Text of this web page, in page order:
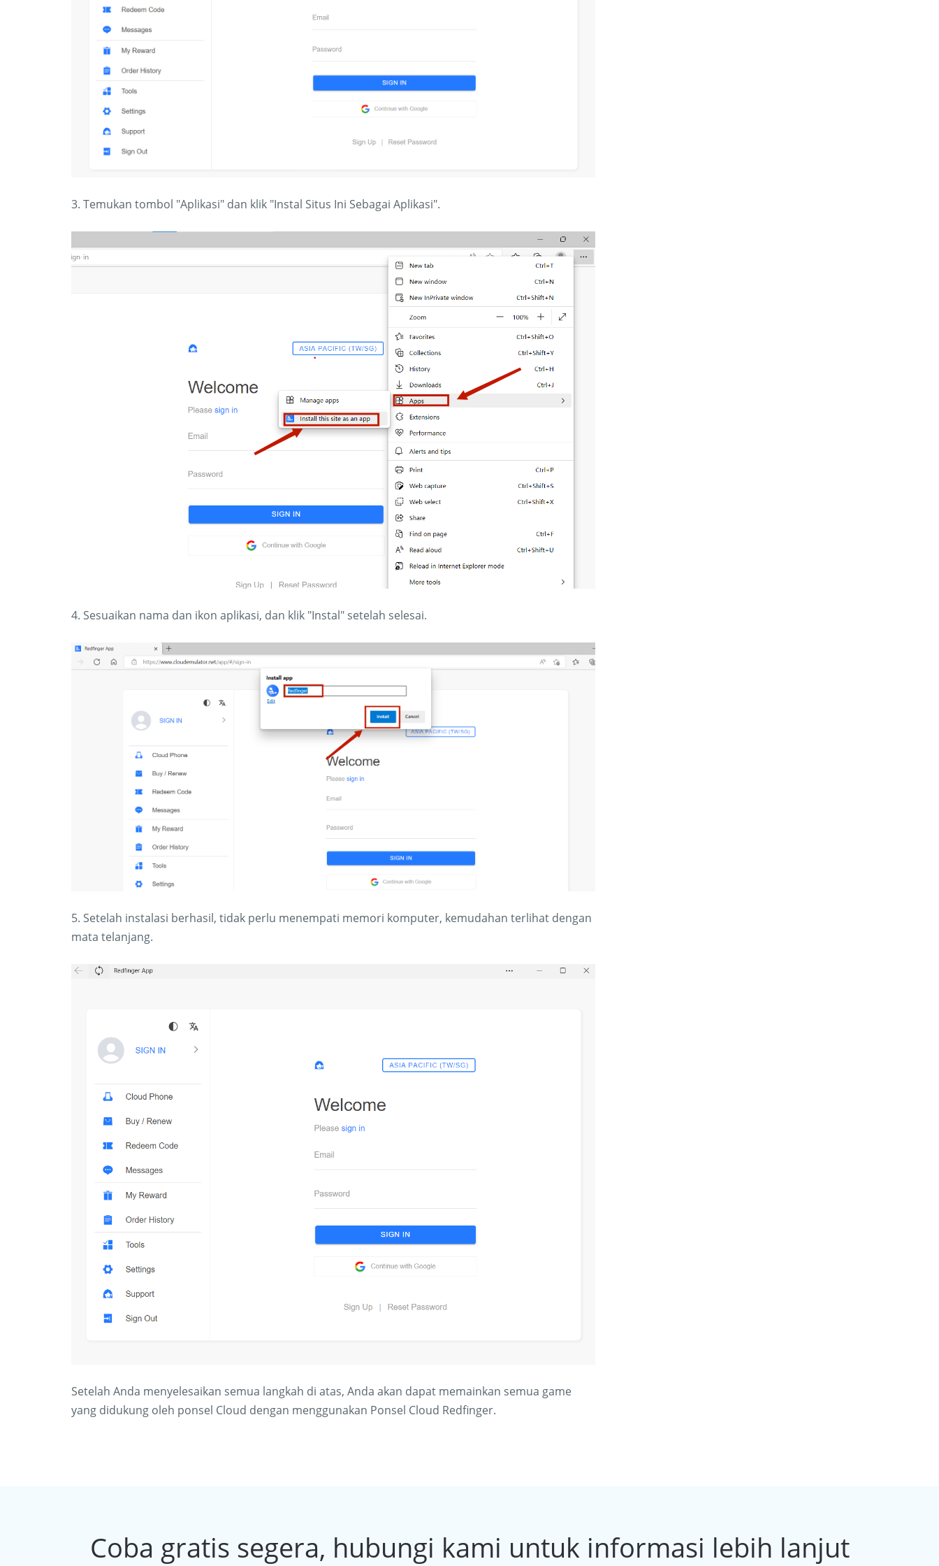
3. Temukan tombol "Aplikasi" dan klik "Instal Situs Ini Sebagai Aplikasi".
4. Sesuaikan nama dan ikon aplikasi, dan klik "Instal" setelah selesai.
5. Setelah instalasi berhasil, tidak perlu menempati memori komputer, kemudahan terlihat dengan
mata telanjang.
Setelah Anda menyelesaikan semua langkah di atas, Anda akan dapat memainkan semua game
yang didukung oleh ponsel Cloud dengan menggunakan Ponsel Cloud Redfinger.
Coba gratis segera, hubungi kami untuk informasi lebih lanjut